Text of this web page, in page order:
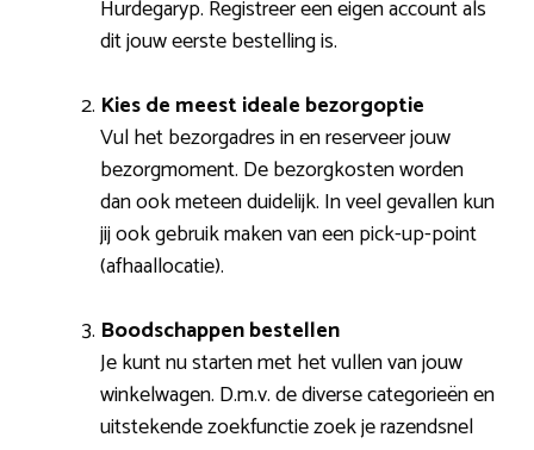
Hurdegaryp. Registreer een eigen account als
dit jouw eerste bestelling is.
Kies de meest ideale bezorgoptie
Vul het bezorgadres in en reserveer jouw
bezorgmoment. De bezorgkosten worden
dan ook meteen duidelijk. In veel gevallen kun
jij ook gebruik maken van een pick-up-point
(afhaallocatie).
Boodschappen bestellen
Je kunt nu starten met het vullen van jouw
winkelwagen. D.m.v. de diverse categorieën en
uitstekende zoekfunctie zoek je razendsnel